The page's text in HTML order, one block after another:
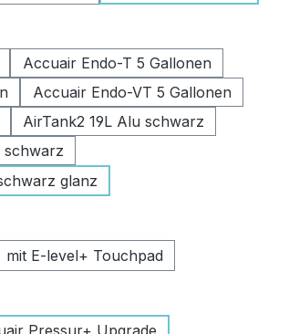
Accuair Endo-T 5 Gallonen
Accuair Endo-VT 5 Gallonen
AirTank2 19L Alu schwarz
schwarz
glanz
mit E-level+ Touchpad